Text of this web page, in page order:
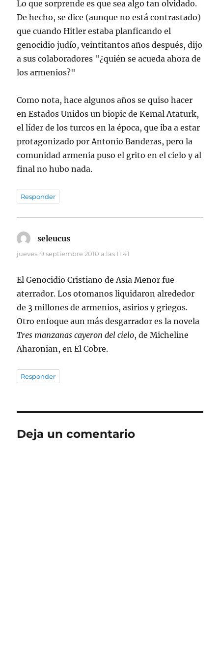
Lo que sorprende es que sea algo tan olvidado.
De hecho, se dice (aunque no está contrastado)
que cuando Hitler estaba planficando el
genocidio judío, veintitantos años después, dijo
a sus colaboradores "¿quién se acueda ahora de
los armenios?"
Como nota, hace algunos años se quiso hacer
en Estados Unidos un biopic de Kemal Ataturk,
el líder de los turcos en la época, que iba a estar
protagonizado por Antonio Banderas, pero la
comunidad armenia puso el grito en el cielo y al
final no hubo nada.
Responder
seleucus
jueves, 9 septiembre 2010 a las 11:41
El Genocidio Cristiano de Asia Menor fue
aterrador. Los otomanos liquidaron alrededor
de 3 millones de armenios, asirios y griegos.
Otro enfoque aun más desgarrador es la novela
Tres manzanas cayeron del cielo, de Micheline
Aharonian, en El Cobre.
Responder
Deja un comentario